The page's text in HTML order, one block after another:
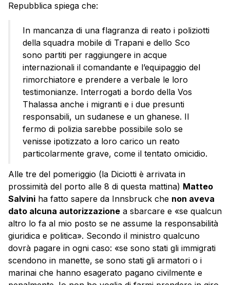
Repubblica spiega che:
In mancanza di una flagranza di reato i poliziotti
della squadra mobile di Trapani e dello Sco
sono partiti per raggiungere in acque
internazionali il comandante e l’equipaggio del
rimorchiatore e prendere a verbale le loro
testimonianze. Interrogati a bordo della Vos
Thalassa anche i migranti e i due presunti
responsabili, un sudanese e un ghanese. Il
fermo di polizia sarebbe possibile solo se
venisse ipotizzato a loro carico un reato
particolarmente grave, come il tentato omicidio.
Alle tre del pomeriggio (la Diciotti è arrivata in
prossimità del porto alle 8 di questa mattina) Matteo
Salvini ha fatto sapere da Innsbruck che non aveva
dato alcuna autorizzazione a sbarcare e «se qualcun
altro lo fa al mio posto se ne assume la responsabilità
giuridica e politica». Secondo il ministro qualcuno
dovrà pagare in ogni caso: «se sono stati gli immigrati
scendono in manette, se sono stati gli armatori o i
marinai che hanno esagerato pagano civilmente e